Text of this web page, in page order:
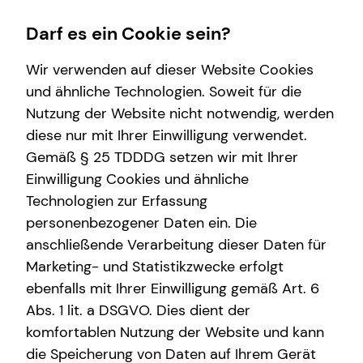
Wissenswertes
Über tecis
teamzukunft
Interview
Über mich
Service
Kundenportal
Schadenabwicklung
Finanzberatung
Spezialisten-Netzwerk
Investment
Videoberatung
Karriere-Infos
Karrierechancen
Initiativbewerbung
Tobias Weidler
Darf es ein Cookie sein?
Wir verwenden auf dieser Website Cookies
und ähnliche Technologien. Soweit für die
Nutzung der Website nicht notwendig, werden
diese nur mit Ihrer Einwilligung verwendet.
Gemäß § 25 TDDDG setzen wir mit Ihrer
Einwilligung Cookies und ähnliche
Technologien zur Erfassung
personenbezogener Daten ein. Die
anschließende Verarbeitung dieser Daten für
Marketing- und Statistikzwecke erfolgt
ebenfalls mit Ihrer Einwilligung gemäß Art. 6
Abs. 1 lit. a DSGVO. Dies dient der
komfortablen Nutzung der Website und kann
die Speicherung von Daten auf Ihrem Gerät